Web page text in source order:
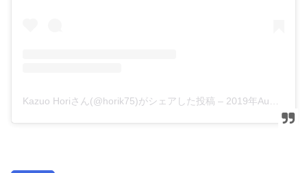
Kazuo Horiさん(@horik75)がシェアした投稿 – 2019年Aug月6日am3時40分PDT